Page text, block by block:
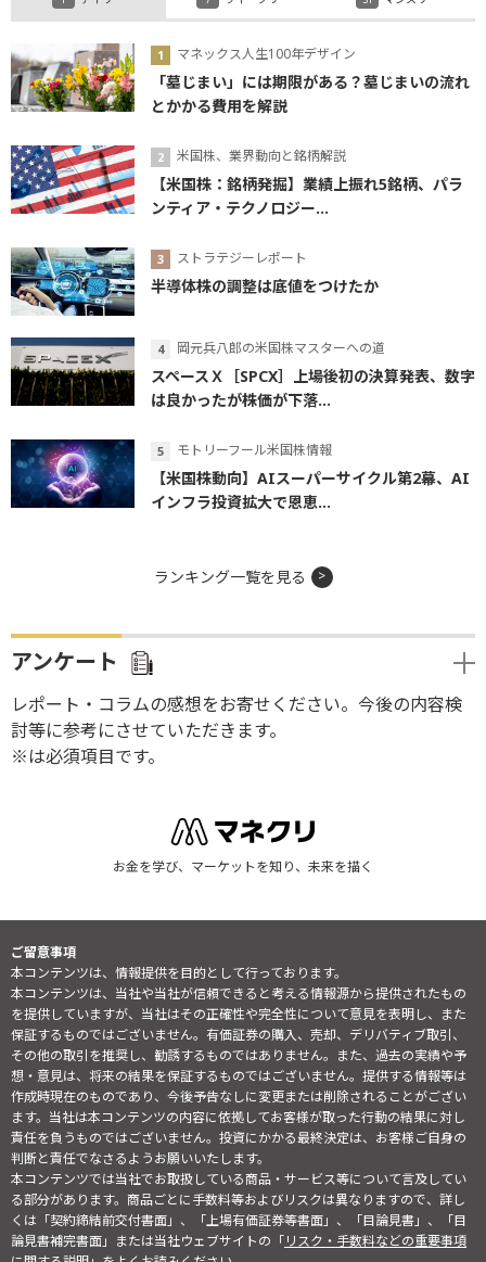
マネックス人生100年デザイン
「墓じまい」には期限がある？墓じまいの流れ
とかかる費用を解説
米国株、業界動向と銘柄解説
【米国株：銘柄発掘】業績上振れ5銘柄、パラ
ンティア・テクノロジー...
ストラテジーレポート
半導体株の調整は底値をつけたか
岡元兵八郎の米国株マスターへの道
スペースＸ［SPCX］上場後初の決算発表、数字
は良かったが株価が下落...
モトリーフール米国株情報
【米国株動向】AIスーパーサイクル第2幕、AI
インフラ投資拡大で恩恵...
ランキング一覧を見る
アンケート
レポート・コラムの感想をお寄せください。今後の内容検
討等に参考にさせていただきます。
※は必須項目です。
お金を学び、マーケットを知り、未来を描く
ご留意事項
本コンテンツは、情報提供を目的として行っております。
本コンテンツは、当社や当社が信頼できると考える情報源から提供されたもの
を提供していますが、当社はその正確性や完全性について意見を表明し、また
保証するものではございません。有価証券の購入、売却、デリバティブ取引、
その他の取引を推奨し、勧誘するものではありません。また、過去の実績や予
想・意見は、将来の結果を保証するものではございません。提供する情報等は
作成時現在のものであり、今後予告なしに変更または削除されることがござい
ます。当社は本コンテンツの内容に依拠してお客様が取った行動の結果に対し
責任を負うものではございません。投資にかかる最終決定は、お客様ご自身の
判断と責任でなさるようお願いいたします。
本コンテンツでは当社でお取扱している商品・サービス等について言及してい
る部分があります。商品ごとに手数料等およびリスクは異なりますので、詳し
くは「契約締結前交付書面」、「上場有価証券等書面」、「目論見書」、「目
論見書補完書面」または当社ウェブサイトの「リスク・手数料などの重要事項